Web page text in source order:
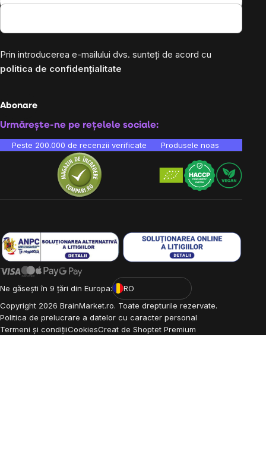
Prin introducerea e-mailului dvs. sunteți de acord cu
politica de confidențialitate
Abonare
Urmărește-ne pe rețelele sociale:
Peste 200.000 de recenzii verificate Produsele noastre sunt
Ne găsești în 9 țări din Europa:
RO
Copyright 2026 BrainMarket.ro. Toate drepturile rezervate.
Politica de prelucrare a datelor cu caracter personal
Termeni și condițiiCookiesCreat de Shoptet Premium